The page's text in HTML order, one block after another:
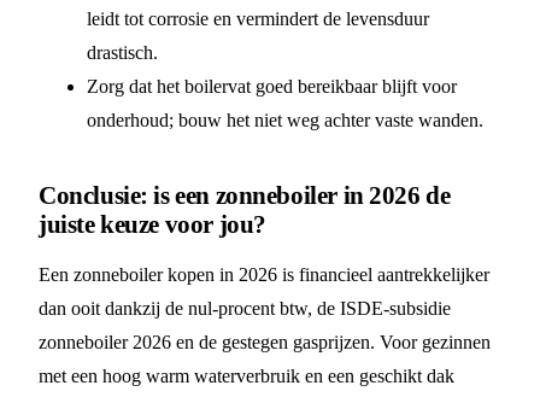
leidt tot corrosie en vermindert de levensduur
drastisch.
Zorg dat het boilervat goed bereikbaar blijft voor
onderhoud; bouw het niet weg achter vaste wanden.
Conclusie: is een zonneboiler in 2026 de
juiste keuze voor jou?
Een zonneboiler kopen in 2026 is financieel aantrekkelijker
dan ooit dankzij de nul-procent btw, de ISDE-subsidie
zonneboiler 2026 en de gestegen gasprijzen. Voor gezinnen
met een hoog warm waterverbruik en een geschikt dak